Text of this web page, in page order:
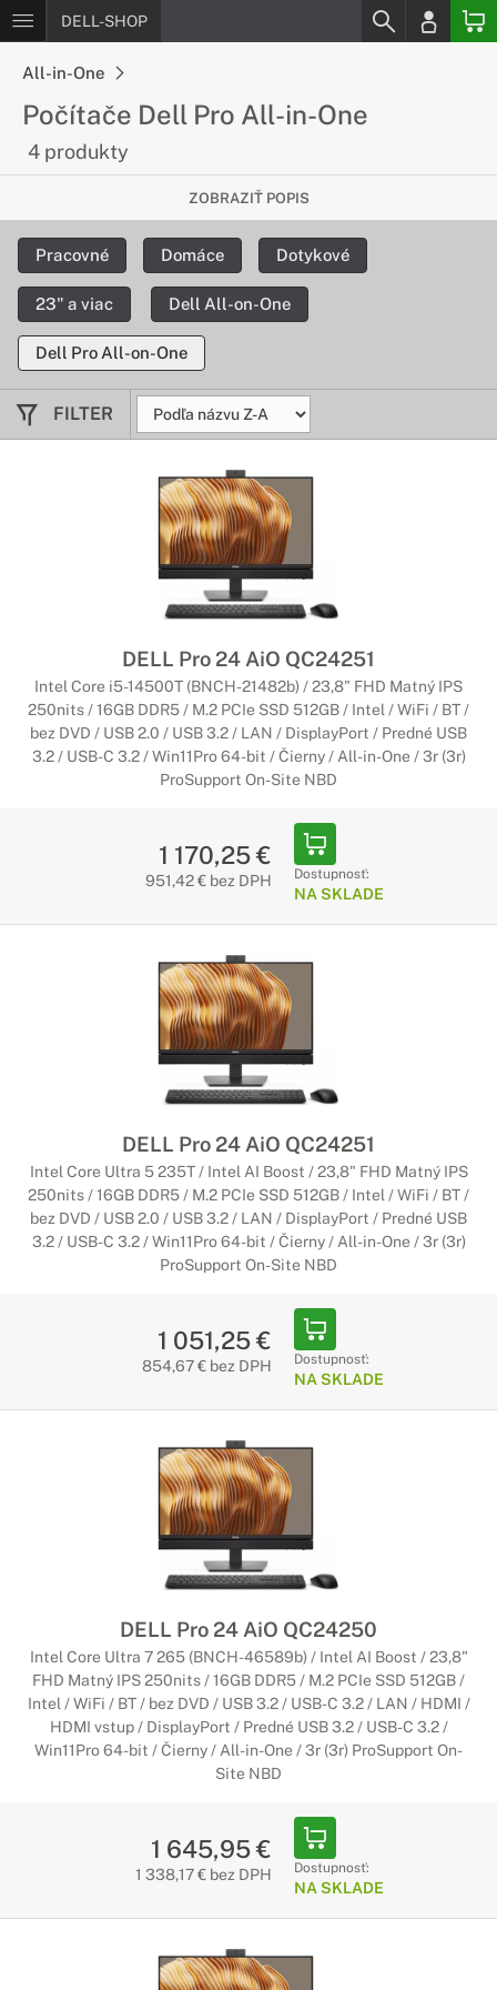
DELL-SHOP
All-in-One
Počítače Dell Pro All-in-One
4 produkty
Nakopni svoju produktivitu
Elegantné, priestor šetriace all-in-one počítače, ktoré
kombinujú výkon a ľahkú spoluprácu. Profesionálne počítače
pracovnej záťaže.
ZOBRAZIŤ POPIS
Pracovné Domáce Dotykové
23" a viac Dell All-on-One
Dell Pro All-on-One
FILTER
DELL Pro 24 AiO QC24251
Intel Core i5-14500T (BNCH-21482b) / 23,8" FHD Matný IPS
250nits / 16GB DDR5 / M.2 PCIe SSD 512GB / Intel / WiFi / BT /
bez DVD / USB 2.0 / USB 3.2 / LAN / DisplayPort / Predné USB
3.2 / USB-C 3.2 / Win11Pro 64-bit / Čierny / All-in-One / 3r (3r)
ProSupport On-Site NBD
1 170,25 €
951,42 € bez DPH Dostupnosť:
NA SKLADE
DELL Pro 24 AiO QC24251
Intel Core Ultra 5 235T / Intel AI Boost / 23,8" FHD Matný IPS
250nits / 16GB DDR5 / M.2 PCIe SSD 512GB / Intel / WiFi / BT /
bez DVD / USB 2.0 / USB 3.2 / LAN / DisplayPort / Predné USB
3.2 / USB-C 3.2 / Win11Pro 64-bit / Čierny / All-in-One / 3r (3r)
ProSupport On-Site NBD
1 051,25 €
854,67 € bez DPH Dostupnosť:
NA SKLADE
DELL Pro 24 AiO QC24250
Intel Core Ultra 7 265 (BNCH-46589b) / Intel AI Boost / 23,8"
FHD Matný IPS 250nits / 16GB DDR5 / M.2 PCIe SSD 512GB /
Intel / WiFi / BT / bez DVD / USB 3.2 / USB-C 3.2 / LAN / HDMI /
HDMI vstup / DisplayPort / Predné USB 3.2 / USB-C 3.2 /
Win11Pro 64-bit / Čierny / All-in-One / 3r (3r) ProSupport On-
Site NBD
1 645,95 €
1 338,17 € bez DPH Dostupnosť:
NA SKLADE